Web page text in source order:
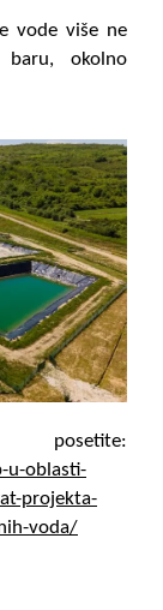
vode više ne
baru, okolno
u-oblasti-
projekta-
voda/